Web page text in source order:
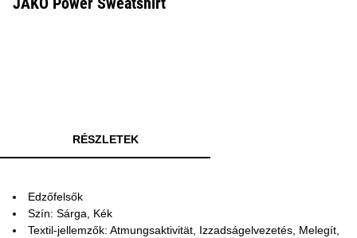
RÉSZLETEK
Edzőfelsők
Szín: Sárga, Kék
Textil-jellemzők: Atmungsaktivität, Izzadságelvezetés, Melegít,